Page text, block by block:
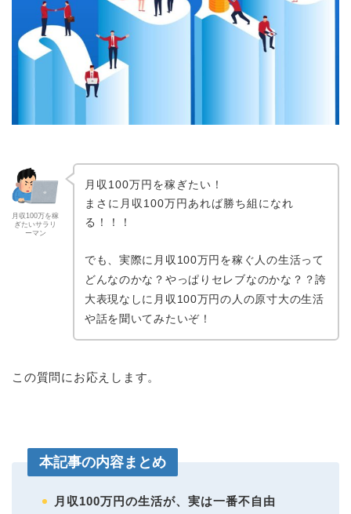
月収100万を稼
ぎたいサラリ
ーマン
月収100万円を稼ぎたい！
まさに月収100万円あれば勝ち組になれ
る！！！
でも、実際に月収100万円を稼ぐ人の生活って
どんなのかな？やっぱりセレブなのかな？？誇
大表現なしに月収100万円の人の原寸大の生活
や話を聞いてみたいぞ！
この質問にお応えします。
本記事の内容まとめ
月収100万円の生活が、実は一番不自由